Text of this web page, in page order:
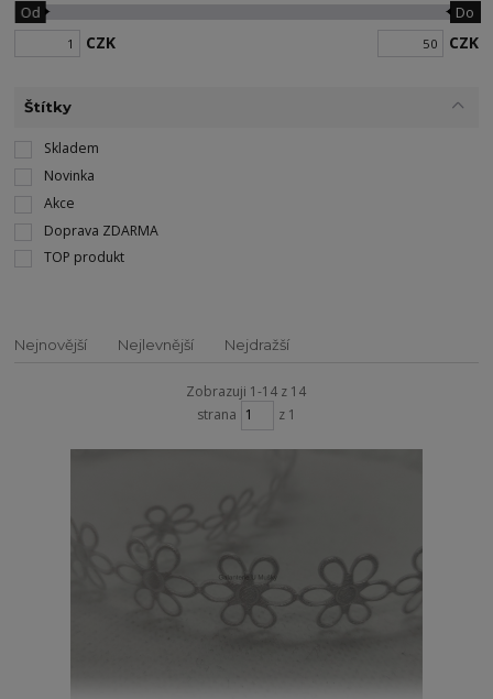
CZK
Od Do
CZK
Štítky
Skladem
Novinka
Akce
Doprava ZDARMA
TOP produkt
Nejnovější Nejlevnější Nejdražší
Zobrazuji 1-14 z 14
strana
z 1